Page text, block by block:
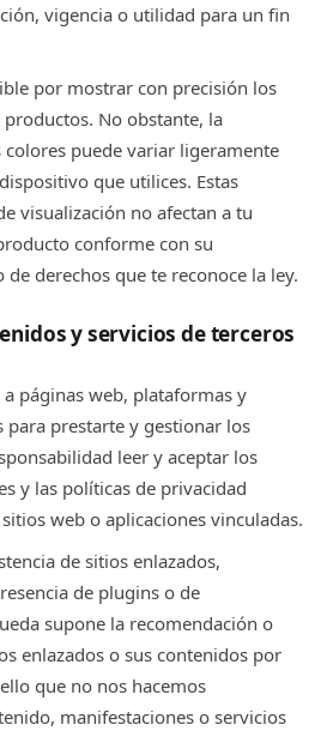
vigencia o utilidad para un fin
por mostrar con precisión los
No obstante, la
puede variar ligeramente
que utilices. Estas
visualización no afectan a tu
conforme con su
derechos que te reconoce la ley.
y servicios de terceros
a páginas web, plataformas y
para prestarte y gestionar los
leer y aceptar los
y las políticas de privacidad
web o aplicaciones vinculadas.
de sitios enlazados,
de plugins o de
supone la recomendación o
enlazados o sus contenidos por
que no nos hacemos
manifestaciones o servicios